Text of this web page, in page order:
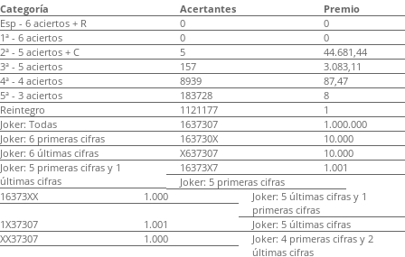
Categoría Acertantes
Premio
Esp - 6 aciertos + R
0
0
1ª - 6 aciertos
0
0
2ª - 5 aciertos + C
5
44.681,44
3ª - 5 aciertos
157
3.083,11
4ª - 4 aciertos
8939
87,47
5ª - 3 aciertos
183728
8
Reintegro
1121177
1
Joker: Todas
1637307
1.000.000
Joker: 6 primeras cifras
163730X
10.000
Joker: 6 últimas cifras
X637307
10.000
Joker: 5 primeras cifras y 1
últimas cifras
16373X7
1.001
Joker: 5 primeras cifras
16373XX
1.000
Joker: 5 últimas cifras y 1
primeras cifras
1X37307
1.001
Joker: 5 últimas cifras
XX37307
1.000
Joker: 4 primeras cifras y 2
últimas cifras